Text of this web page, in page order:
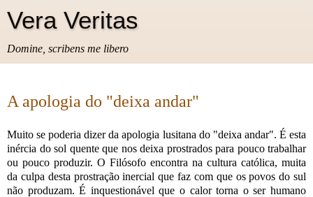
Vera Veritas
Domine, scribens me libero
A apologia do "deixa andar"
Muito se poderia dizer da apologia lusitana do "deixa andar". É esta
inércia do sol quente que nos deixa prostrados para pouco trabalhar
ou pouco produzir. O Filósofo encontra na cultura católica, muita
da culpa desta prostração inercial que faz com que os povos do sul
não produzam. É inquestionável que o calor torna o ser humano